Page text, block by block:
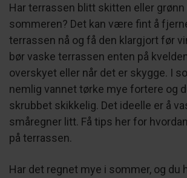
Har terrassen blitt skitten eller grønn
sommeren? Det kan være fint å
terrassen nå og få den klargjort før
bør vaske terrassen enten på
overskyet eller når det er skygge. I
nemlig vannet tørke mye fortere og
skrubbet skikkelig. Det ideelle er å
småregner litt. Få tips her for
på terrassen.
Har det regnet mye i sommer, og du